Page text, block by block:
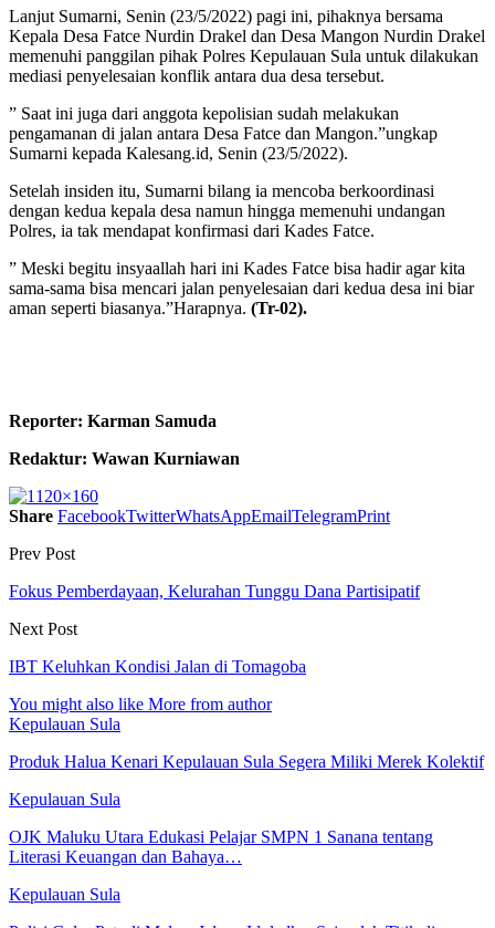
Lanjut Sumarni, Senin (23/5/2022) pagi ini, pihaknya bersama
Kepala Desa Fatce Nurdin Drakel dan Desa Mangon Nurdin Drakel
memenuhi panggilan pihak Polres Kepulauan Sula untuk dilakukan
mediasi penyelesaian konflik antara dua desa tersebut.
” Saat ini juga dari anggota kepolisian sudah melakukan
pengamanan di jalan antara Desa Fatce dan Mangon.”ungkap
Sumarni kepada Kalesang.id, Senin (23/5/2022).
Setelah insiden itu, Sumarni bilang ia mencoba berkoordinasi
dengan kedua kepala desa namun hingga memenuhi undangan
Polres, ia tak mendapat konfirmasi dari Kades Fatce.
” Meski begitu insyaallah hari ini Kades Fatce bisa hadir agar kita
sama-sama bisa mencari jalan penyelesaian dari kedua desa ini biar
aman seperti biasanya.”Harapnya. (Tr-02).
Reporter: Karman Samuda
Redaktur: Wawan Kurniawan
Share FacebookTwitterWhatsAppEmailTelegramPrint
Prev Post
Fokus Pemberdayaan, Kelurahan Tunggu Dana Partisipatif
Next Post
IBT Keluhkan Kondisi Jalan di Tomagoba
You might also like More from author
Kepulauan Sula
Produk Halua Kenari Kepulauan Sula Segera Miliki Merek Kolektif
Kepulauan Sula
OJK Maluku Utara Edukasi Pelajar SMPN 1 Sanana tentang
Literasi Keuangan dan Bahaya…
Kepulauan Sula